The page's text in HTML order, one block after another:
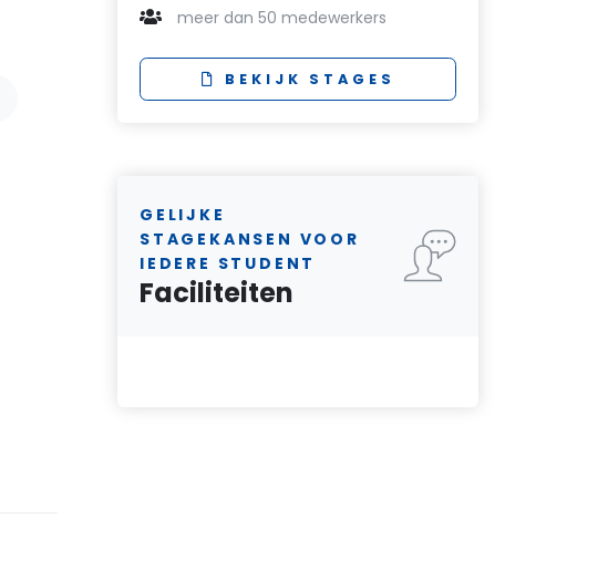
meer dan 50 medewerkers
BEKIJK STAGES
GELIJKE
STAGEKANSEN VOOR
IEDERE STUDENT
Faciliteiten